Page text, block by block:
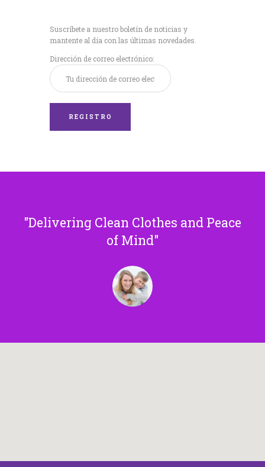
Suscríbete a nuestro boletín de noticias y
mantente al día con las últimas novedades.
Dirección de correo electrónico:
Delivering Clean Clothes and Peace
of Mind